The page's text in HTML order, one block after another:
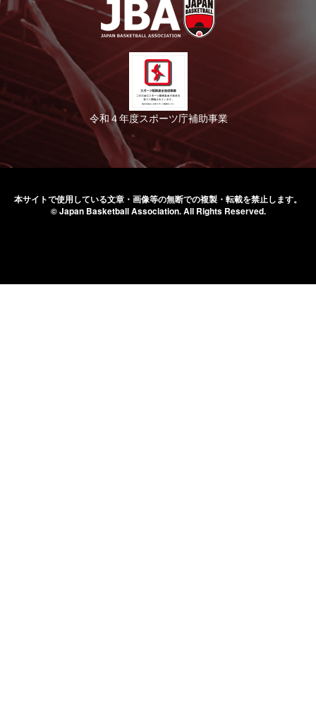
令和４年度スポーツ庁補助事業
本サイトで使用している文章・画像等の無断での複製・転載を禁止します。
© Japan Basketball Association.All Rights Reserved.